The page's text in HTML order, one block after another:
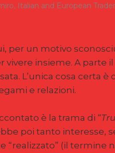
Italian and European
per un motivo
vivere insieme. A parte
L’unica cosa certa
e relazioni.
è la trama di “
poi tanto interesse,
(il termine